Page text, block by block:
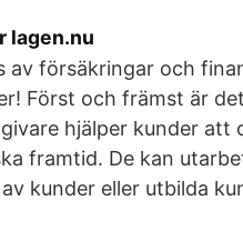
lagen.nu
av försäkringar och
Först och främst är
hjälper kunder att
framtid. De kan
kunder eller utbilda